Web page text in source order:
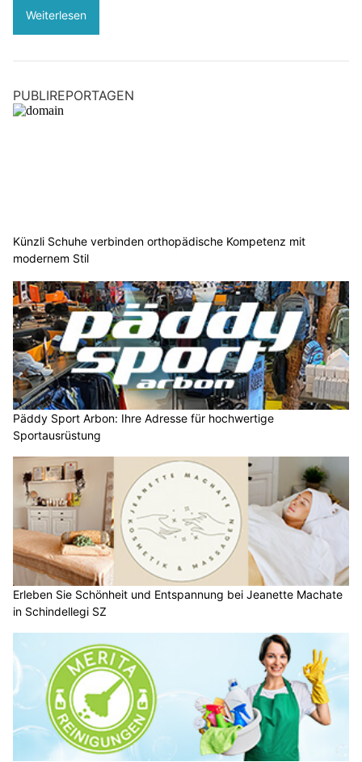
Weiterlesen
PUBLIREPORTAGEN
Künzli Schuhe verbinden orthopädische Kompetenz mit
modernem Stil
Päddy Sport Arbon: Ihre Adresse für hochwertige
Sportausrüstung
Erleben Sie Schönheit und Entspannung bei Jeanette Machate
in Schindellegi SZ